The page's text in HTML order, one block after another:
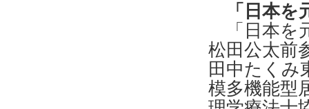
「日本を
「日本を
松田公太前
田中たくみ
模多機能型